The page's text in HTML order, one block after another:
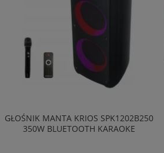
TELEWIZOR TCL 50P61K 4K UHD SMART TV
GOOGLE DVB-T2 CZARNY HDR HDMI